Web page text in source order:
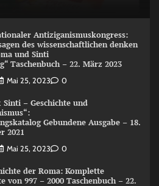
Antiziganismuskongress:
des wissenschaftlichen denken
und Sinti
Taschenbuch – 22. März 2023
Mai 25, 2023 0
Sinti – Geschichte und
Gebundene Ausgabe – 18.
2021
Mai 25, 2023 0
der Roma: Komplette
von 997 – 2000 Taschenbuch – 22.